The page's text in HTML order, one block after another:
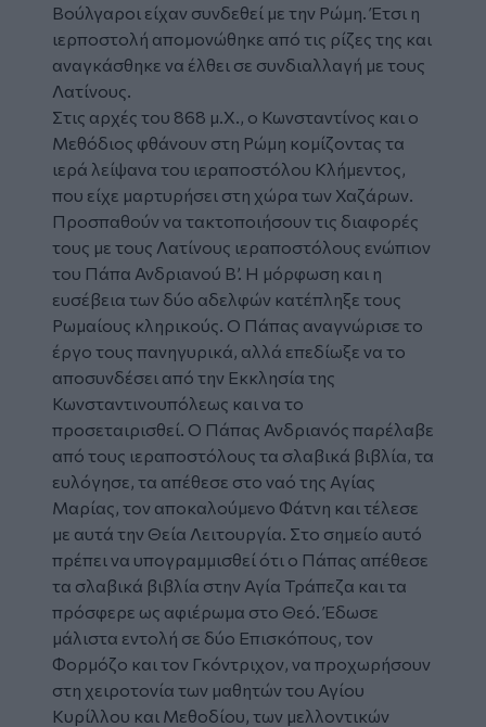
Βούλγαροι είχαν συνδεθεί με την Ρώμη. Έτσι η
ιερποστολή απομονώθηκε από τις ρίζες της και
αναγκάσθηκε να έλθει σε συνδιαλλαγή με τους
Λατίνους.
Στις αρχές του 868 μ.Χ., ο Κωνσταντίνος και ο
Μεθόδιος φθάνουν στη Ρώμη κομίζοντας τα
ιερά λείψανα του ιεραποστόλου Κλήμεντος,
που είχε μαρτυρήσει στη χώρα των Χαζάρων.
Προσπαθούν να τακτοποιήσουν τις διαφορές
τους με τους Λατίνους ιεραποστόλους ενώπιον
του Πάπα Ανδριανού Β’. Η μόρφωση και η
ευσέβεια των δύο αδελφών κατέπληξε τους
Ρωμαίους κληρικούς. Ο Πάπας αναγνώρισε το
έργο τους πανηγυρικά, αλλά επεδίωξε να το
αποσυνδέσει από την Εκκλησία της
Κωνσταντινουπόλεως και να το
προσεταιρισθεί. Ο Πάπας Ανδριανός παρέλαβε
από τους ιεραποστόλους τα σλαβικά βιβλία, τα
ευλόγησε, τα απέθεσε στο ναό της Αγίας
Μαρίας, τον αποκαλούμενο Φάτνη και τέλεσε
με αυτά την Θεία Λειτουργία. Στο σημείο αυτό
πρέπει να υπογραμμισθεί ότι ο Πάπας απέθεσε
τα σλαβικά βιβλία στην Αγία Τράπεζα και τα
πρόσφερε ως αφιέρωμα στο Θεό. Έδωσε
μάλιστα εντολή σε δύο Επισκόπους, τον
Φορμόζο και τον Γκόντριχον, να προχωρήσουν
στη χειροτονία των μαθητών του Αγίου
Κυρίλλου και Μεθοδίου, των μελλοντικών